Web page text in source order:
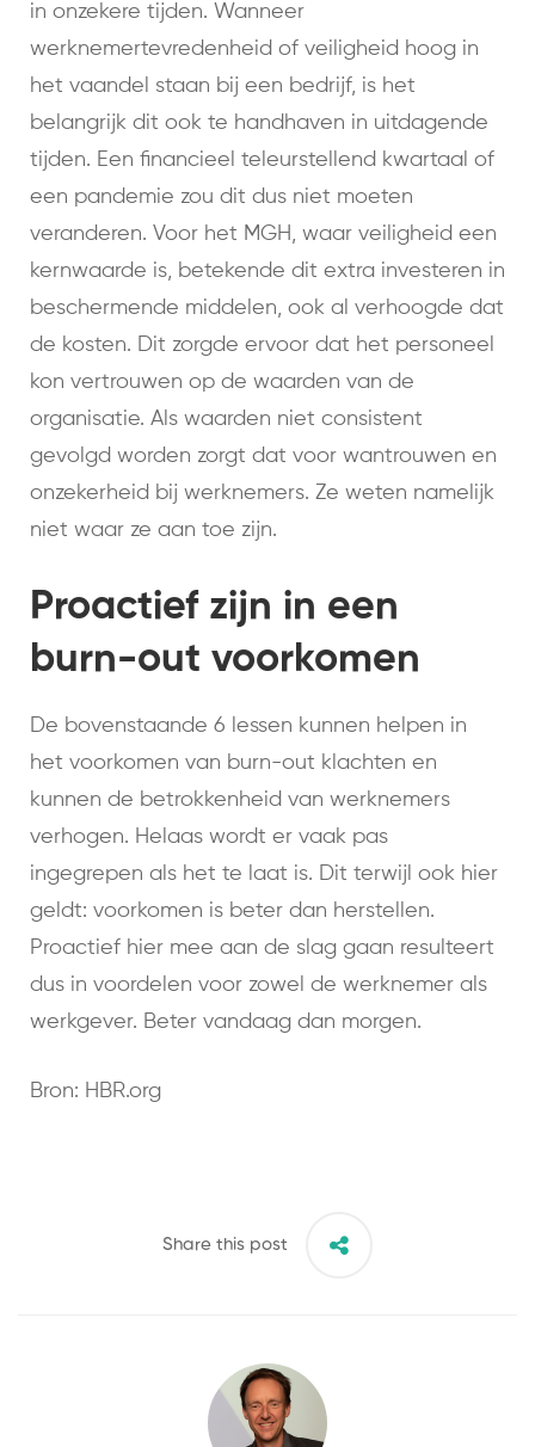
in onzekere tijden. Wanneer
werknemertevredenheid of veiligheid hoog in
het vaandel staan bij een bedrijf, is het
belangrijk dit ook te handhaven in uitdagende
tijden. Een financieel teleurstellend kwartaal of
een pandemie zou dit dus niet moeten
veranderen. Voor het MGH, waar veiligheid een
kernwaarde is, betekende dit extra investeren in
beschermende middelen, ook al verhoogde dat
de kosten. Dit zorgde ervoor dat het personeel
kon vertrouwen op de waarden van de
organisatie. Als waarden niet consistent
gevolgd worden zorgt dat voor wantrouwen en
onzekerheid bij werknemers. Ze weten namelijk
niet waar ze aan toe zijn.
Proactief zijn in een
burn-out voorkomen
De bovenstaande 6 lessen kunnen helpen in
het voorkomen van burn-out klachten en
kunnen de betrokkenheid van werknemers
verhogen. Helaas wordt er vaak pas
ingegrepen als het te laat is. Dit terwijl ook hier
geldt: voorkomen is beter dan herstellen.
Proactief hier mee aan de slag gaan resulteert
dus in voordelen voor zowel de werknemer als
werkgever. Beter vandaag dan morgen.
Bron: HBR.org
Share this post